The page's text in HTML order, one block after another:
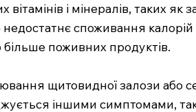
і мінералів, таких як
недостатнє споживання
поживних продуктів.
щитовидної залози
іншими симптомами,